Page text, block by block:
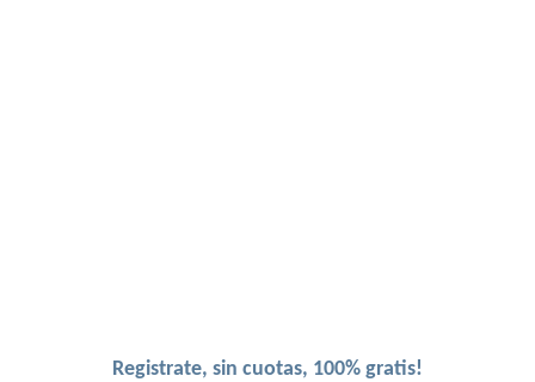
Registrate, sin cuotas, 100% gratis!